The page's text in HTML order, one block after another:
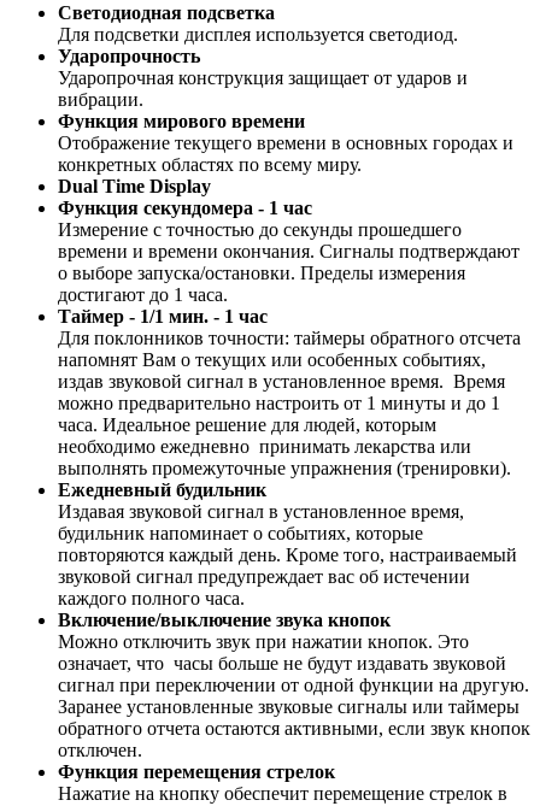
Светодиодная подсветка
Для подсветки дисплея используется светодиод.
Ударопрочность
Ударопрочная конструкция защищает от ударов и
вибрации.
Функция мирового времени
Отображение текущего времени в основных городах и
конкретных областях по всему миру.
Dual Time Display
Функция секундомера - 1 час
Измерение с точностью до секунды прошедшего
времени и времени окончания. Сигналы подтверждают
о выборе запуска/остановки. Пределы измерения
достигают до 1 часа.
Таймер - 1/1 мин. - 1 час
Для поклонников точности: таймеры обратного отсчета
напомнят Вам о текущих или особенных событиях,
издав звуковой сигнал в установленное время. Время
можно предварительно настроить от 1 минуты и до 1
часа. Идеальное решение для людей, которым
необходимо ежедневно принимать лекарства или
выполнять промежуточные упражнения (тренировки).
Ежедневный будильник
Издавая звуковой сигнал в установленное время,
будильник напоминает о событиях, которые
повторяются каждый день. Кроме того, настраиваемый
звуковой сигнал предупреждает вас об истечении
каждого полного часа.
Включение/выключение звука кнопок
Можно отключить звук при нажатии кнопок. Это
означает, что часы больше не будут издавать звуковой
сигнал при переключении от одной функции на другую.
Заранее установленные звуковые сигналы или таймеры
обратного отчета остаются активными, если звук кнопок
отключен.
Функция перемещения стрелок
Нажатие на кнопку обеспечит перемещение стрелок в